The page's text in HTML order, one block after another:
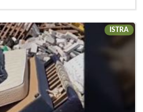
ISTRA